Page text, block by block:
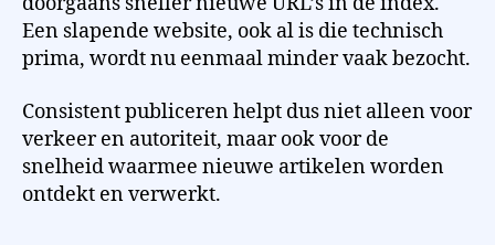
Een slapende website, ook al is die technisch
prima, wordt nu eenmaal minder vaak bezocht.
Consistent publiceren helpt dus niet alleen voor
verkeer en autoriteit, maar ook voor de
snelheid waarmee nieuwe artikelen worden
ontdekt en verwerkt.